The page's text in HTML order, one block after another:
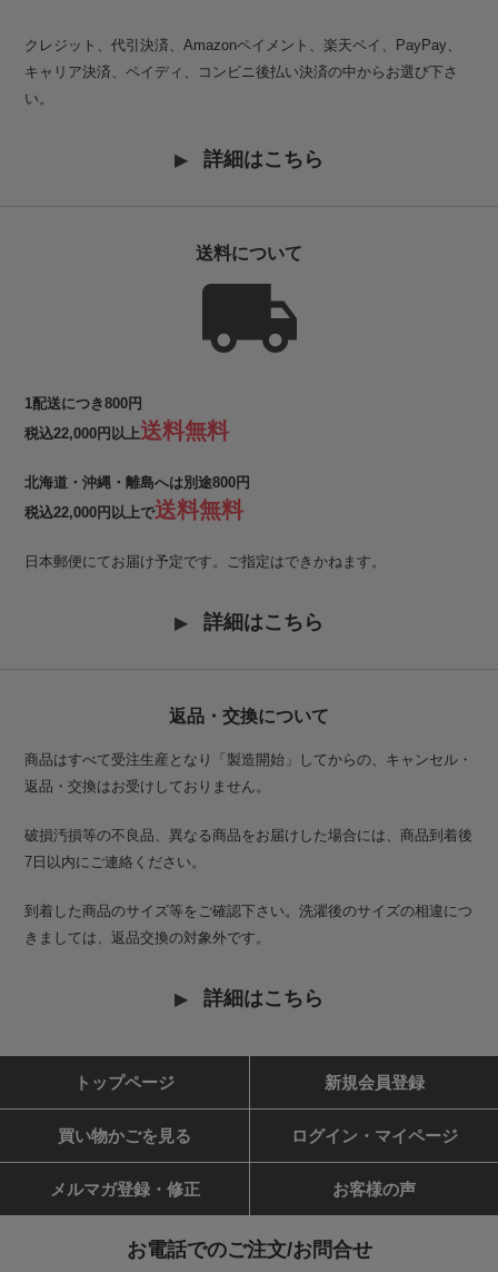
クレジット、代引決済、Amazonペイメント、楽天ペイ、PayPay、
キャリア決済、ペイディ、コンビニ後払い決済の中からお選び下さ
い。
詳細はこちら
送料について
1配送につき800円
税込22,000円以上送料無料
北海道・沖縄・離島へは別途800円
税込22,000円以上で送料無料
日本郵便にてお届け予定です。ご指定はできかねます。
詳細はこちら
返品・交換について
商品はすべて受注生産となり「製造開始」してからの、キャンセル・
返品・交換はお受けしておりません。
破損汚損等の不良品、異なる商品をお届けした場合には、商品到着後
7日以内にご連絡ください。
到着した商品のサイズ等をご確認下さい。洗濯後のサイズの相違につ
きましては、返品交換の対象外です。
詳細はこちら
トップページ 新規会員登録
買い物かごを見る ログイン・マイページ
メルマガ登録・修正 お客様の声
お電話でのご注文/お問合せ